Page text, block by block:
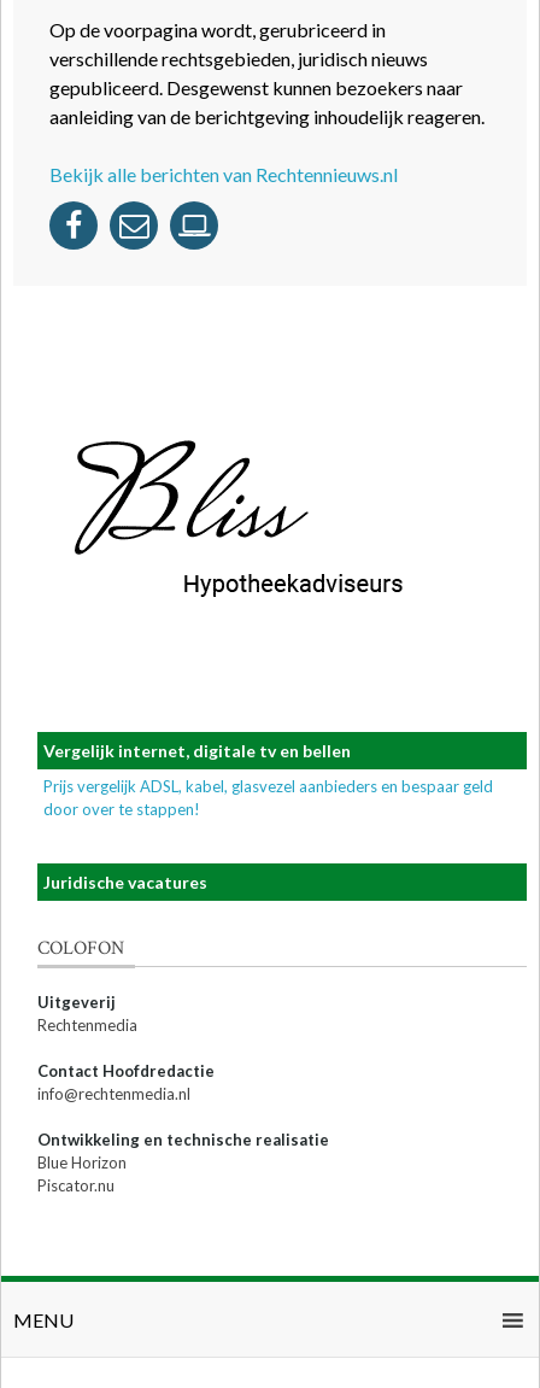
Op de voorpagina wordt, gerubriceerd in
verschillende rechtsgebieden, juridisch nieuws
gepubliceerd. Desgewenst kunnen bezoekers naar
aanleiding van de berichtgeving inhoudelijk reageren.
Bekijk alle berichten van Rechtennieuws.nl
Vergelijk internet, digitale tv en bellen
Prijs vergelijk ADSL, kabel, glasvezel aanbieders en bespaar geld
door over te stappen!
Juridische vacatures
COLOFON
Uitgeverij
Rechtenmedia
Contact Hoofdredactie
info@rechtenmedia.nl
Ontwikkeling en technische realisatie
Blue Horizon
Piscator.nu
MENU